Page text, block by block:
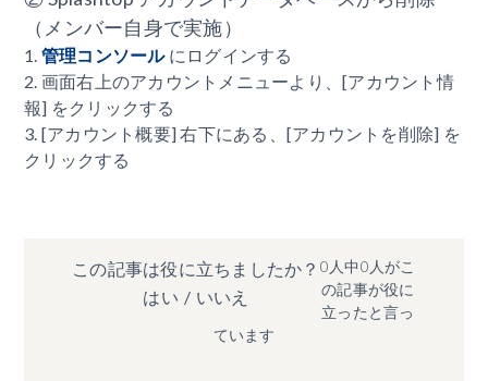
（メンバー自身で実施）
1. 管理コンソールにログインする
2. 画面右上のアカウントメニューより、[アカウント情
報] をクリックする
3. [アカウント概要] 右下にある、[アカウントを削除] を
クリックする
この記事は役に立ちましたか？
はい / いいえ
0人中0人がこ
の記事が役に
立ったと言っ
ています